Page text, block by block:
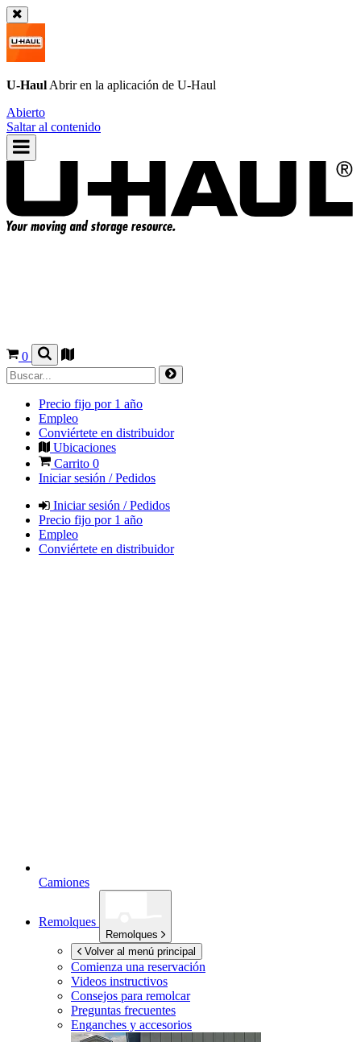
U-Haul Abrir en la aplicación de U-Haul
Abierto
Saltar al contenido
0
Precio fijo por 1 año
Empleo
Conviértete en distribuidor
Ubicaciones
Carrito 0
Iniciar sesión / Pedidos
Iniciar sesión / Pedidos
Precio fijo por 1 año
Empleo
Conviértete en distribuidor
Camiones
Remolques
Remolques
Volver al menú principal
Comienza una reservación
Videos instructivos
Consejos para remolcar
Preguntas frecuentes
Enganches y accesorios